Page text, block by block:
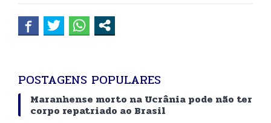
POSTAGENS POPULARES
Maranhense morto na Ucrânia pode não ter
corpo repatriado ao Brasil